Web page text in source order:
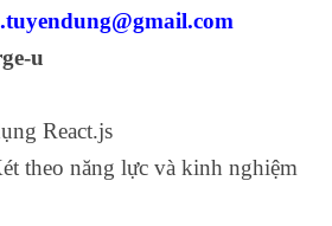
u
React.js
theo năng lực và kinh nghiệm